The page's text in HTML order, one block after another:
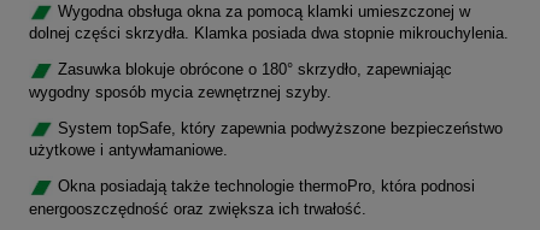
Wygodna obsługa okna za pomocą klamki umieszczonej w
dolnej części skrzydła. Klamka posiada dwa stopnie mikrouchylenia.
Zasuwka blokuje obrócone o 180° skrzydło, zapewniając
wygodny sposób mycia zewnętrznej szyby.
System topSafe, który zapewnia podwyższone bezpieczeństwo
użytkowe i antywłamaniowe.
Okna posiadają także technologie thermoPro, która podnosi
energooszczędność oraz zwiększa ich trwałość.